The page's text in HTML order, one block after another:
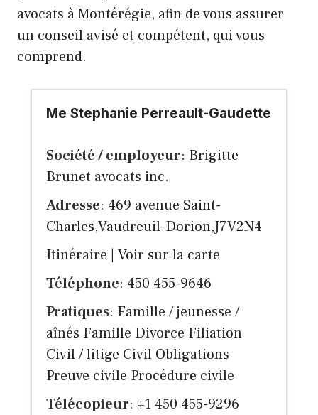
avocats à Montérégie, afin de vous assurer
un conseil avisé et compétent, qui vous
comprend.
Me Stephanie Perreault-Gaudette
Société / employeur: Brigitte
Brunet avocats inc.
Adresse: 469 avenue Saint-
Charles,Vaudreuil-Dorion,J7V2N4
Itinéraire
Voir sur la carte
Téléphone: 450 455-9646
Pratiques: Famille / jeunesse /
aînés Famille Divorce Filiation
Civil / litige Civil Obligations
Preuve civile Procédure civile
Télécopieur: +1 450 455-9296